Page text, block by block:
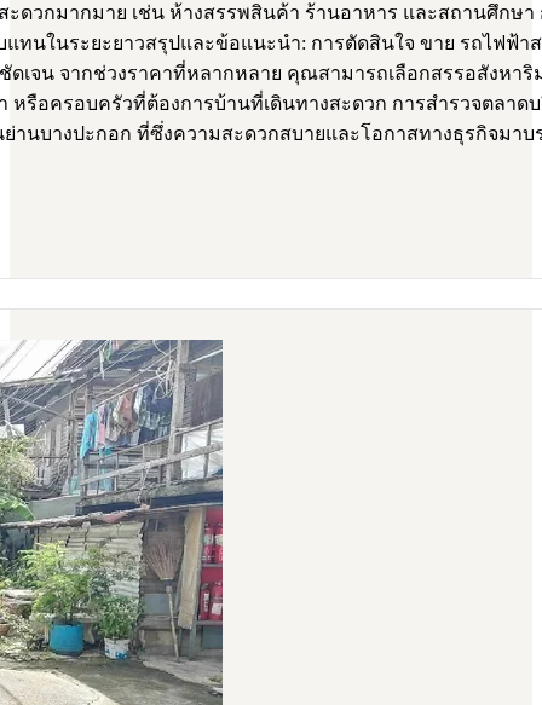
ะดวกมากมาย เช่น ห้างสรรพสินค้า ร้านอาหาร และสถานศึก
ทนในระยะยาวสรุปและข้อแนะนำ: การตัดสินใจ ขาย รถไฟฟ้า
ดเจน จากช่วงราคาที่หลากหลาย คุณสามารถเลือกสรรอสังห
รือครอบครัวที่ต้องการบ้านที่เดินทางสะดวก การสำรวจตลา
นบางปะกอก ที่ซึ่งความสะดวกสบายและโอกาสทางธุรกิจมาบ